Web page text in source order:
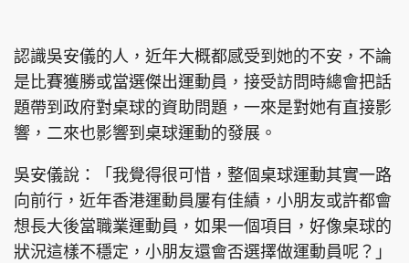
認識吳安儀的人，近年大概都感受到她的不安，不論
是比賽獲勝或當選傑出運動員，接受訪問時總會把話
題帶到政府對桌球的資助問題，一來是對她有直接影
響，二來也影響到桌球運動的發展。
吳安儀說：「我覺得很可惜，整個桌球運動其實一路
向前行，近年香港運動員屢有佳績，小朋友或許都會
想長大後當職業運動員，如果一個項目，好像桌球的
狀況這樣不穩定，小朋友還會否選擇做運動員呢？」